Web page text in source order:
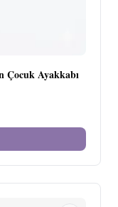
Çocuk Ayakkabı